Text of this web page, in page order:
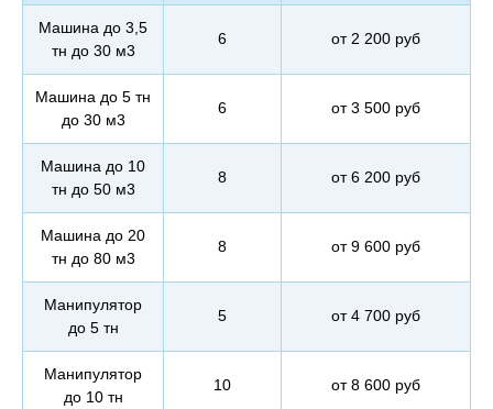
Машина до 3,5
тн до 30 м3
6 от 2 200 руб
Машина до 5 тн
до 30 м3
6 от 3 500 руб
Машина до 10
тн до 50 м3
8 от 6 200 руб
Машина до 20
тн до 80 м3
8 от 9 600 руб
Манипулятор
до 5 тн
5 от 4 700 руб
Манипулятор
до 10 тн
10 от 8 600 руб